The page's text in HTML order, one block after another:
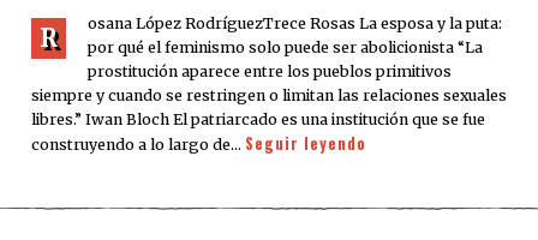
R
osana López RodríguezTrece Rosas La esposa y la puta:
por qué el feminismo solo puede ser abolicionista “La
prostitución aparece entre los pueblos primitivos
siempre y cuando se restringen o limitan las relaciones sexuales
libres.” Iwan Bloch El patriarcado es una institución que se fue
construyendo a lo largo de… Seguir leyendo